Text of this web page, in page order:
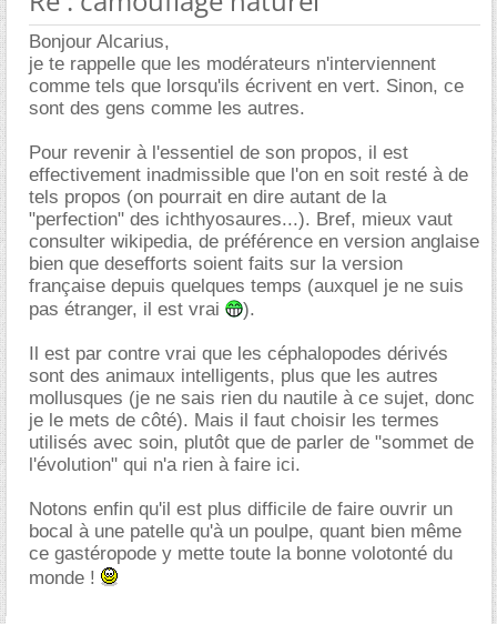
Bonjour Alcarius,
je te rappelle que les modérateurs n'interviennent
comme tels que lorsqu'ils écrivent en vert. Sinon, ce
sont des gens comme les autres.
Pour revenir à l'essentiel de son propos, il est
effectivement inadmissible que l'on en soit resté à de
tels propos (on pourrait en dire autant de la
"perfection" des ichthyosaures...). Bref, mieux vaut
consulter wikipedia, de préférence en version anglaise
bien que desefforts soient faits sur la version
française depuis quelques temps (auxquel je ne suis
pas étranger, il est vrai
).
Il est par contre vrai que les céphalopodes dérivés
sont des animaux intelligents, plus que les autres
mollusques (je ne sais rien du nautile à ce sujet, donc
je le mets de côté). Mais il faut choisir les termes
utilisés avec soin, plutôt que de parler de "sommet de
l'évolution" qui n'a rien à faire ici.
Notons enfin qu'il est plus difficile de faire ouvrir un
bocal à une patelle qu'à un poulpe, quant bien même
ce gastéropode y mette toute la bonne volotonté du
monde !